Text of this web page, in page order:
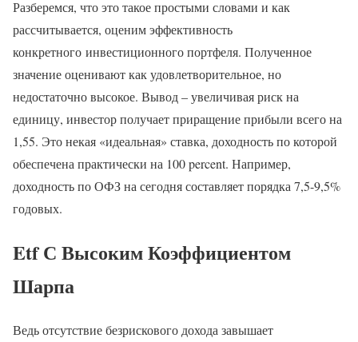
Разберемся, что это такое простыми словами и как
рассчитывается, оценим эффективность
конкретного инвестиционного портфеля. Полученное
значение оценивают как удовлетворительное, но
недостаточно высокое. Вывод – увеличивая риск на
единицу, инвестор получает приращение прибыли всего на
1,55. Это некая «идеальная» ставка, доходность по которой
обеспечена практически на 100 percent. Например,
доходность по ОФЗ на сегодня составляет порядка 7,5-9,5%
годовых.
Etf С Высоким Коэффициентом
Шарпа
Ведь отсутствие безрискового дохода завышает